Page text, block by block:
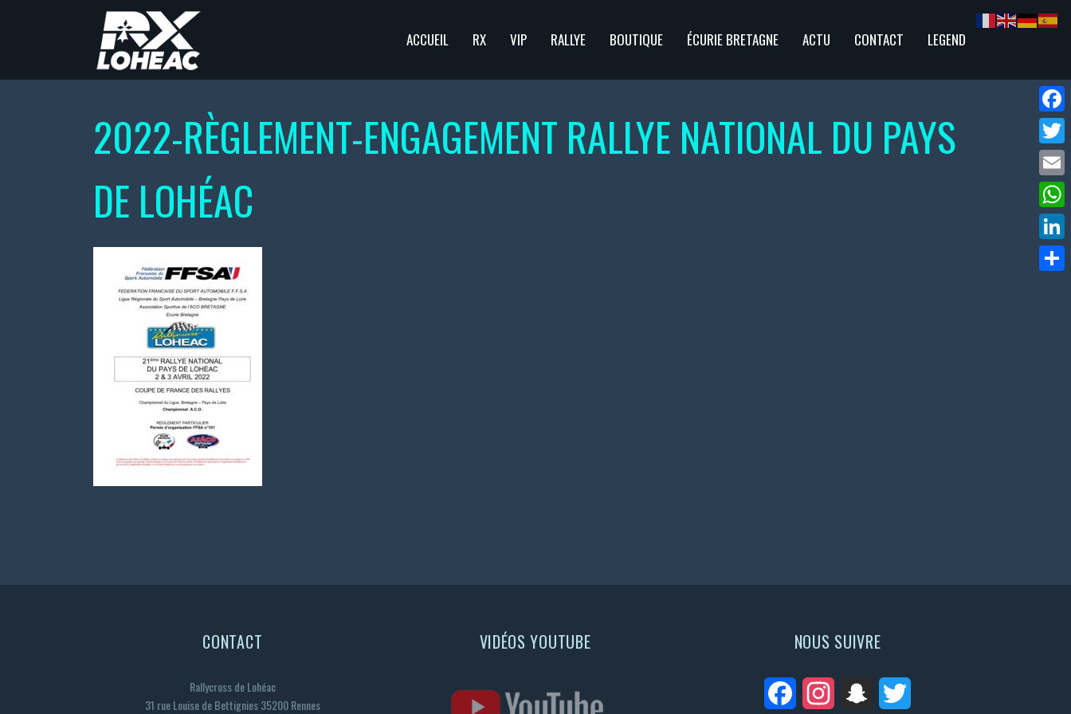
ACCUEIL RX VIP RALLYE BOUTIQUE ÉCURIE BRETAGNE ACTU CONTACT LEGEND
2022-RÈGLEMENT-ENGAGEMENT RALLYE NATIONAL DU PAYS
DE LOHÉAC
CONTACT
Rallycross de Lohéac
31 rue Louise de Bettignies 35200 Rennes
VIDÉOS YOUTUBE NOUS SUIVRE
FacebookInstagramSnapchat
Email